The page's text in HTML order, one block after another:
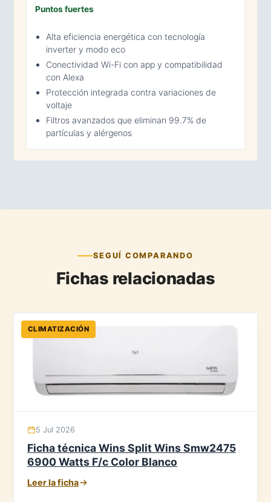
Puntos fuertes
Alta eficiencia energética con tecnología
inverter y modo eco
Conectividad Wi-Fi con app y compatibilidad
con Alexa
Protección integrada contra variaciones de
voltaje
Filtros avanzados que eliminan 99.7% de
partículas y alérgenos
SEGUÍ COMPARANDO
Fichas relacionadas
CLIMATIZACIÓN
5 Jul 2026
Ficha técnica Wins Split Wins Smw2475
6900 Watts F/c Color Blanco
Leer la ficha